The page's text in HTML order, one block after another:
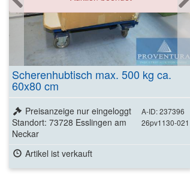
Scherenhubtisch max. 500 kg ca.
60x80 cm
A-ID: 237396
26pv1130-021
Preisanzeige nur eingeloggt
Standort: 73728 Esslingen am
Neckar
Artikel ist verkauft